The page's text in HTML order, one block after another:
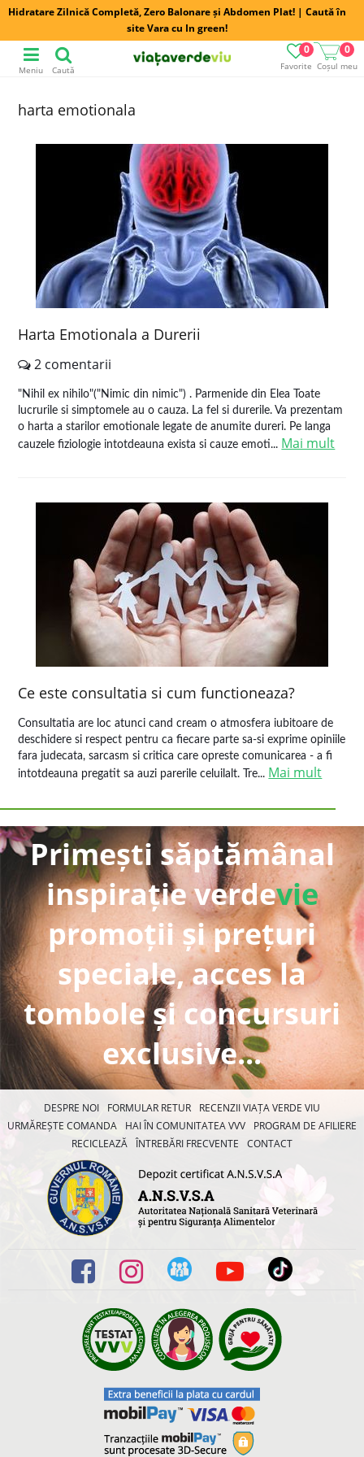
Hidratare Zilnică Completă, Zero Balonare și Abdomen Plat! | Caută în
site Vara cu In green!
Favorite
0
Coșul meu
0
Meniu Caută
harta emotionala
Harta Emotionala a Durerii
2 comentarii
"Nihil ex nihilo"("Nimic din nimic") . Parmenide din Elea Toate
lucrurile si simptomele au o cauza. La fel si durerile. Va prezentam
o harta a starilor emotionale legate de anumite dureri. Pe langa
cauzele fiziologie intotdeauna exista si cauze emoti... Mai mult
Ce este consultatia si cum functioneaza?
Consultatia are loc atunci cand cream o atmosfera iubitoare de
deschidere si respect pentru ca fiecare parte sa-si exprime opiniile
fara judecata, sarcasm si critica care opreste comunicarea - a fi
intotdeauna pregatit sa auzi parerile celuilalt. Tre... Mai mult
Primești săptămânal
inspirație verdevie
promoții și prețuri
speciale, acces la
tombole și concursuri
exclusive...
DESPRE NOI FORMULAR RETUR
RECENZII VIAȚA VERDE VIU
URMĂREȘTE COMANDA
HAI ÎN COMUNITATEA VVV
PROGRAM DE AFILIERE
RECICLEAZĂ ÎNTREBĂRI FRECVENTE CONTACT